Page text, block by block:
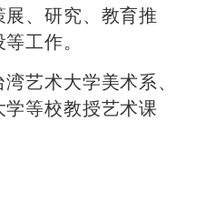
、研究、教育推
工作。
术大学美术系、
等校教授艺术课